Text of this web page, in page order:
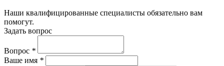
Наши квалифицированные специалисты обязательно вам
помогут.
Задать вопрос
Вопрос *
Ваше имя *